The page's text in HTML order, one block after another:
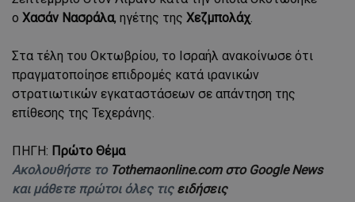
ο Χασάν Νασράλα, ηγέτης της Χεζμπολάχ.
Στα τέλη του Οκτωβρίου, το Ισραήλ ανακοίνωσε ότι
πραγματοποίησε επιδρομές κατά ιρανικών
στρατιωτικών εγκαταστάσεων σε απάντηση της
επίθεσης της Τεχεράνης.
ΠΗΓΗ: Πρώτο Θέμα
Ακολουθήστε το Tothemaonline.com στο Google News
και μάθετε πρώτοι όλες τις ειδήσεις